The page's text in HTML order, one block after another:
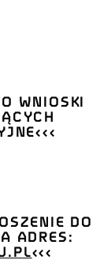
WNIOSKI
DO
ADRES:
<<<